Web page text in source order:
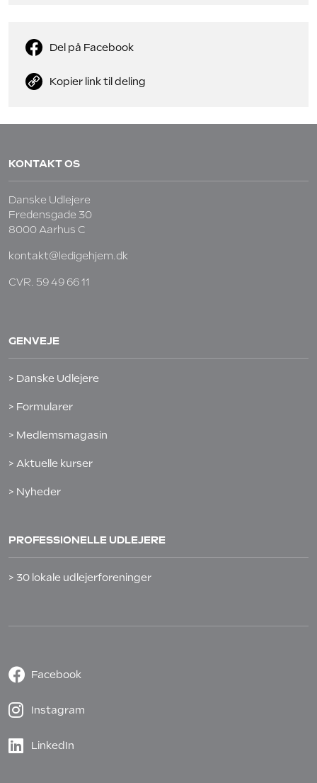
Del på Facebook
Kopier link til deling
KONTAKT OS
Danske Udlejere
Fredensgade 30
8000 Aarhus C
kontakt@ledigehjem.dk
CVR. 59 49 66 11
GENVEJE
> Danske Udlejere
> Formularer
> Medlemsmagasin
> Aktuelle kurser
> Nyheder
PROFESSIONELLE UDLEJERE
> 30 lokale udlejerforeninger
Facebook
Instagram
LinkedIn